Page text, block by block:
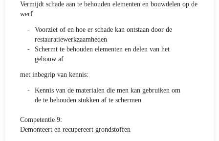
Vermijdt schade aan te behouden elementen en bouwdelen op de
werf
Voorziet of en hoe er schade kan ontstaan door de
restauratiewerkzaamheden
Schermt te behouden elementen en delen van het
gebouw af
met inbegrip van kennis:
Kennis van de materialen die men kan gebruiken om
de te behouden stukken af te schermen
Competentie 9:
Demonteert en recupereert grondstoffen